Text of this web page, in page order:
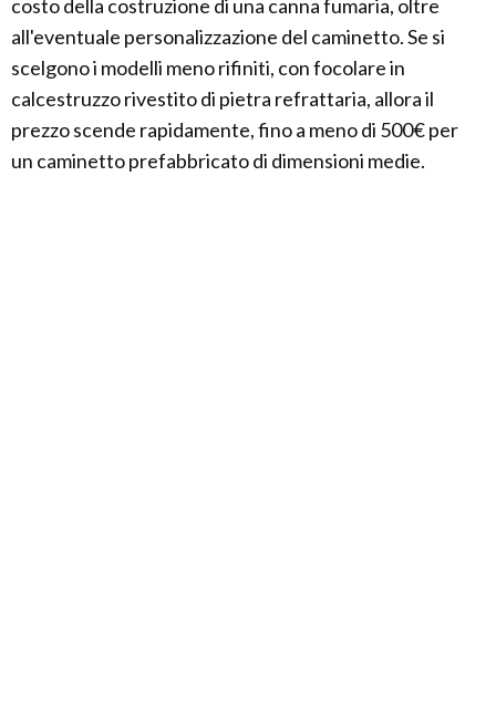
costo della costruzione di una canna fumaria, oltre
all'eventuale personalizzazione del caminetto. Se si
scelgono i modelli meno rifiniti, con focolare in
calcestruzzo rivestito di pietra refrattaria, allora il
prezzo scende rapidamente, fino a meno di 500€ per
un caminetto prefabbricato di dimensioni medie.